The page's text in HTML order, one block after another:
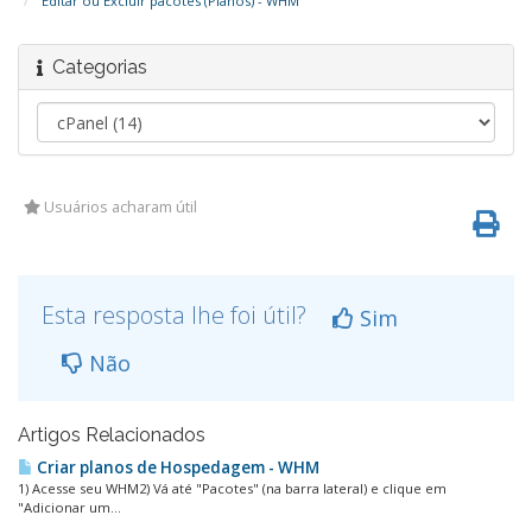
Categorias
Usuários acharam útil
Esta resposta lhe foi útil?
Sim
Não
Artigos Relacionados
Criar planos de Hospedagem - WHM
1) Acesse seu WHM2) Vá até "Pacotes" (na barra lateral) e clique em
"Adicionar um...